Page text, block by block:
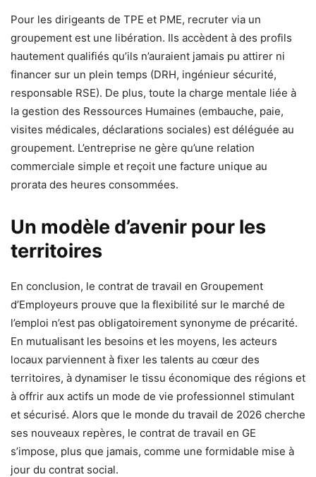
Pour les dirigeants de TPE et PME, recruter via un
groupement est une libération. Ils accèdent à des profils
hautement qualifiés qu’ils n’auraient jamais pu attirer ni
financer sur un plein temps (DRH, ingénieur sécurité,
responsable RSE). De plus, toute la charge mentale liée à
la gestion des Ressources Humaines (embauche, paie,
visites médicales, déclarations sociales) est déléguée au
groupement. L’entreprise ne gère qu’une relation
commerciale simple et reçoit une facture unique au
prorata des heures consommées.
Un modèle d’avenir pour les
territoires
En conclusion, le contrat de travail en Groupement
d’Employeurs prouve que la flexibilité sur le marché de
l’emploi n’est pas obligatoirement synonyme de précarité.
En mutualisant les besoins et les moyens, les acteurs
locaux parviennent à fixer les talents au cœur des
territoires, à dynamiser le tissu économique des régions et
à offrir aux actifs un mode de vie professionnel stimulant
et sécurisé. Alors que le monde du travail de 2026 cherche
ses nouveaux repères, le contrat de travail en GE
s’impose, plus que jamais, comme une formidable mise à
jour du contrat social.